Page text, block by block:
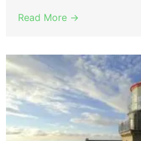
Read More →